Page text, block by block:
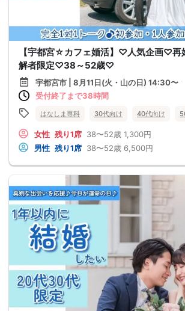
【宇都宮☆カフェ婚活】♡人気企画♡再
解者限定♡38～52歳♡
宇都宮市 | 8月11日(火・山の日) 14:30〜
受付終了まで38時間
はなしま専科 30代向け 40代向け
女性 残り1席 38〜52歳 1,300円
男性 残り1席 38〜52歳 6,500円